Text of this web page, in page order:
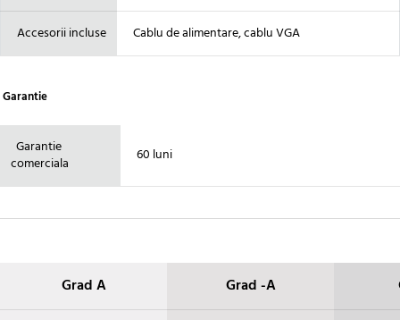
Accesorii incluse Cablu de alimentare, cablu VGA
Garantie
Garantie
comerciala
60 luni
Grad A Grad -A